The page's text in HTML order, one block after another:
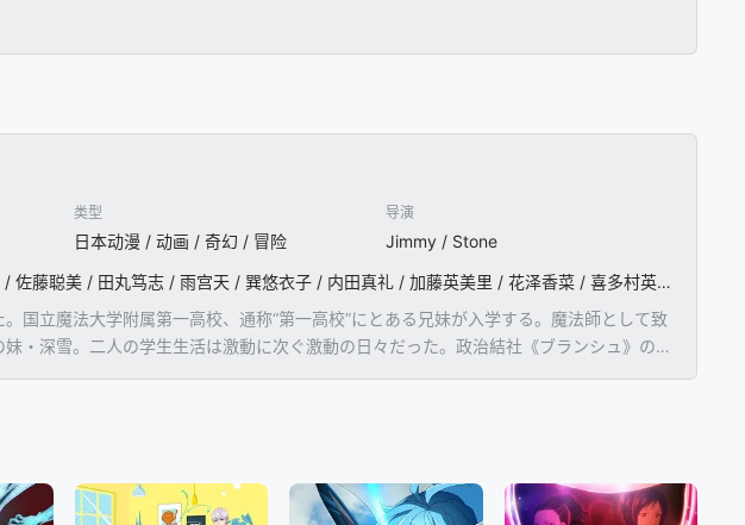
类型
日本动漫 / 动画 / 奇幻 / 冒险
导演
Jimmy / Stone
中村悠一 / 早见沙织 / 安野希世乃 / 户谷菊之介 / 内山夕实 / 寺岛拓笃 / 佐藤聪美 / 田丸笃志 / 雨宫天 / 巽悠衣子 / 内田真礼 / 加藤英美里 / 花泽香菜 / 喜多村英梨 / 悠木碧 / 橘龙丸 / 游佐浩二 / 大塚芳忠
国立魔法大学附属第一高校、通称“第一高校”にとある兄妹が入学する。魔法師として致
・深雪。二人の学生生活は激動に次ぐ激動の日々だった。政治結社《ブランシュ》の襲
れた桜井水波が達也たちと同居することになり、達也は新設された魔法工学科、通称
それを世界が許すはずもなく…。そして、──波乱の日々が、再び幕開く。■ダブルセブ
訪れた。今年こそ深雪と平穏な学園生活を送りたいと願う達也だが、今年の一年生も昨
・泉美。七草家に強い対抗意識を抱く七宝琢磨。三人は入学早々トラブルを起こし、達